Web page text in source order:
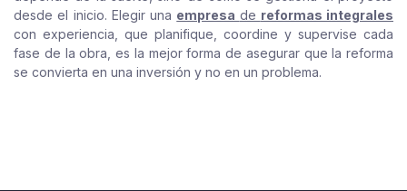
desde el inicio. Elegir una empresa de reformas integrales
con experiencia, que planifique, coordine y supervise cada
fase de la obra, es la mejor forma de asegurar que la reforma
se convierta en una inversión y no en un problema.